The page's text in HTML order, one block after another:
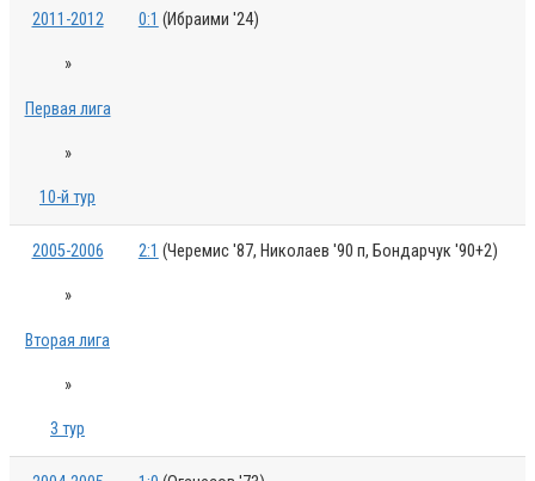
2011-2012
»
Первая лига
»
10-й тур
0:1 (Ибраими '24)
2005-2006
»
Вторая лига
»
3 тур
2:1 (Черемис '87, Николаев '90 п, Бондарчук '90+2)